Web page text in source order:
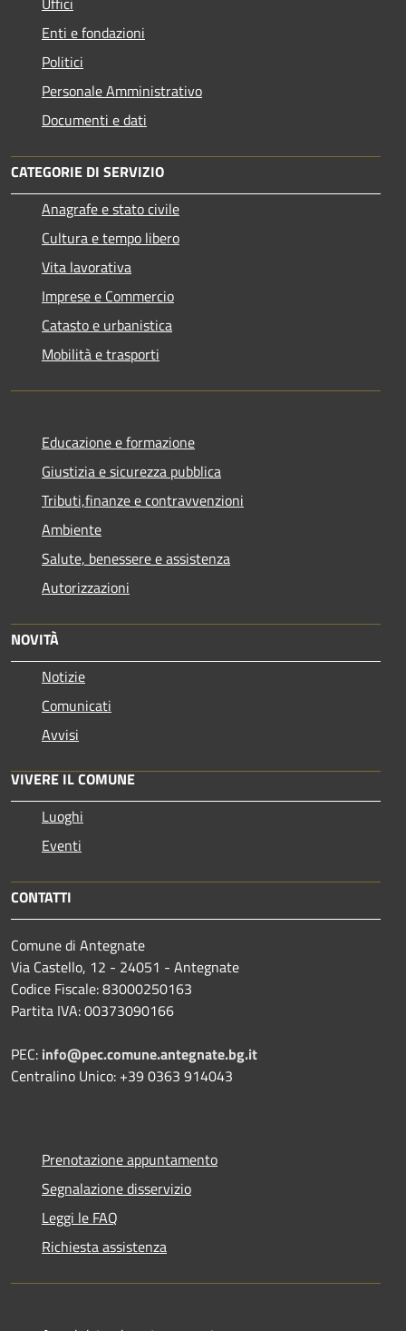
Enti e fondazioni
Politici
Personale Amministrativo
Documenti e dati
CATEGORIE DI SERVIZIO
Anagrafe e stato civile
Cultura e tempo libero
Vita lavorativa
Imprese e Commercio
Catasto e urbanistica
Mobilità e trasporti
Educazione e formazione
Giustizia e sicurezza pubblica
Tributi,finanze e contravvenzioni
Ambiente
Salute, benessere e assistenza
Autorizzazioni
NOVITÀ
Notizie
Comunicati
Avvisi
VIVERE IL COMUNE
Luoghi
Eventi
CONTATTI
Comune di Antegnate
Via Castello, 12 - 24051 - Antegnate
Codice Fiscale: 83000250163
Partita IVA: 00373090166
PEC: info@pec.comune.antegnate.bg.it
Centralino Unico: +39 0363 914043
Prenotazione appuntamento
Segnalazione disservizio
Leggi le FAQ
Richiesta assistenza